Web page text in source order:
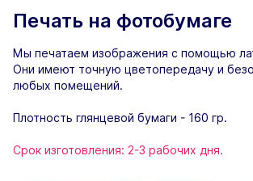
Печать на фотобумаге
Мы печатаем изображения с помощью
Они имеют точную цветопередачу и
любых помещений.
Плотность глянцевой бумаги - 160 гр.
Срок изготовления: 2-3 рабочих дня.